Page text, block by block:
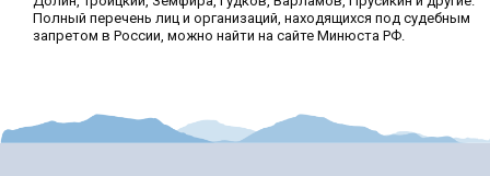
Полный перечень лиц и организаций, находящихся под судебным
запретом в России, можно найти на сайте Минюста РФ.